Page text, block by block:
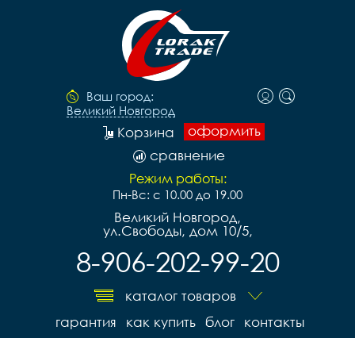
Ваш город:
Великий Новгород
оформить
Корзина
сравнение
Режим работы:
Пн-Вс: с 10.00 до 19.00
Великий Новгород,
ул.Свободы, дом 10/5,
8-906-202-99-20
каталог товаров
контакты
блог
как купить
гарантия